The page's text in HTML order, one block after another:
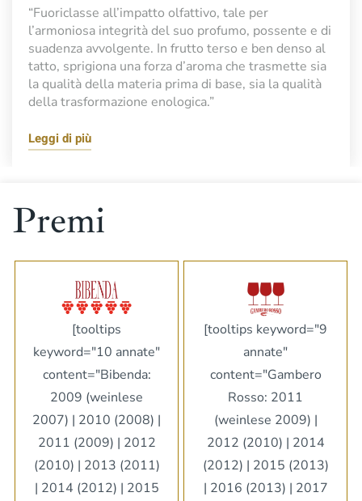
“Fuoriclasse all’impatto olfattivo, tale per
l’armoniosa integrità del suo profumo, possente e di
suadenza avvolgente. In frutto terso e ben denso al
tatto, sprigiona una forza d’aroma che trasmette sia
la qualità della materia prima di base, sia la qualità
della trasformazione enologica.”
Leggi di più
Premi
[tooltips
keyword="10 annate"
content="Bibenda:
2009 (weinlese
2007) | 2010 (2008) |
2011 (2009) | 2012
(2010) | 2013 (2011)
| 2014 (2012) | 2015
[tooltips keyword="9
annate"
content="Gambero
Rosso: 2011
(weinlese 2009) |
2012 (2010) | 2014
(2012) | 2015 (2013)
| 2016 (2013) | 2017